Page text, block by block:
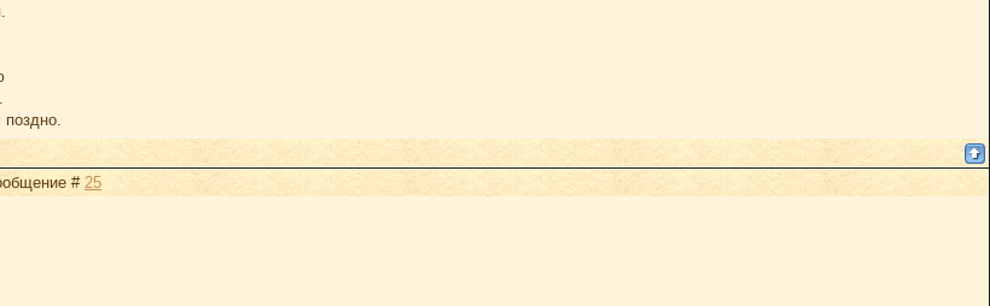
# 25